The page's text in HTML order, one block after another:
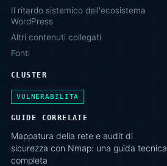
Il ritardo sistemico dell'ecosistema
WordPress
Altri contenuti collegati
Fonti
CLUSTER
VULNERABILITÀ
GUIDE CORRELATE
Mappatura della rete e audit di
sicurezza con Nmap: una guida tecnica
completa